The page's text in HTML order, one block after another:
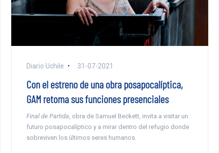
Diario Uchile 31-07-2021
Con el estreno de una obra posapocalíptica,
GAM retoma sus funciones presenciales
Final de Partida , obra de Samuel Beckett, invita a visitar un
futuro posapocalíptico y a mirar dentro del refugio donde
sobreviven los últimos seres humanos.